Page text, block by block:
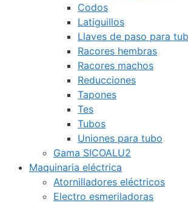
Codos
Latiguillos
Llaves de paso para
Racores hembras
Racores machos
Reducciones
Tapones
Tes
Tubos
Uniones para tubo
Gama SICOALU2
Maquinaria eléctrica
Atornilladores eléctricos
Electro esmeriladoras